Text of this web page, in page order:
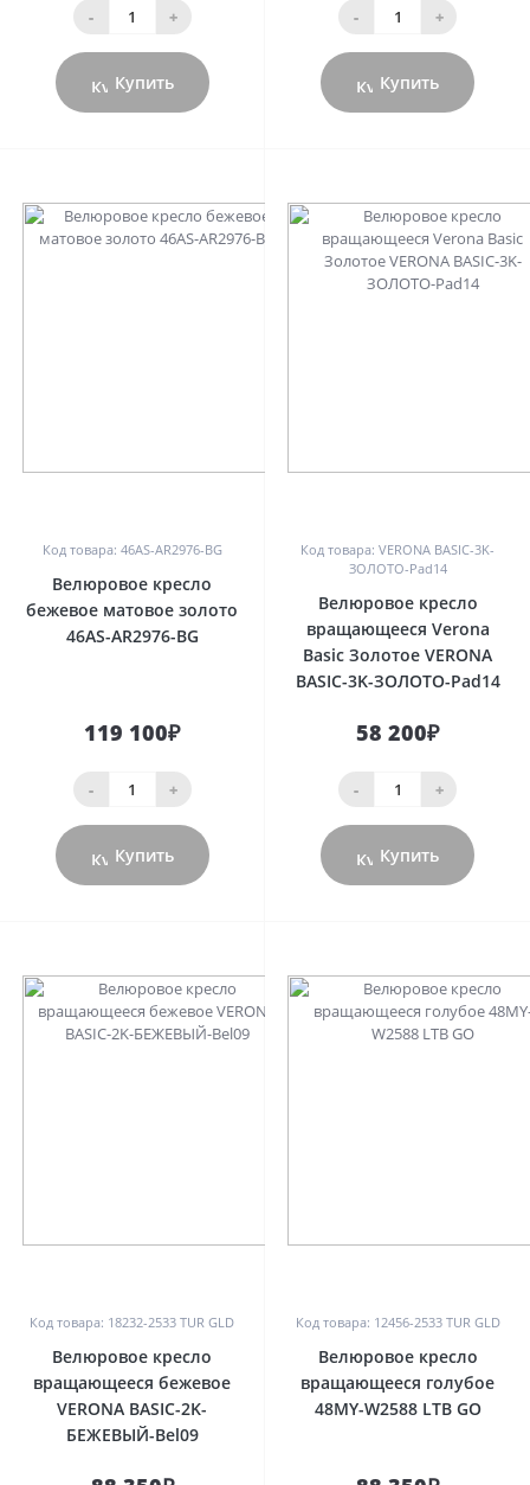
- +
Купить
- +
Купить
Код товара: 46AS-AR2976-BG
Велюровое кресло
бежевое матовое золото
46AS-AR2976-BG
119 100₽
- +
Купить
Код товара: VERONA BASIC-3K-
ЗОЛОТО-Pad14
Велюровое кресло
вращающееся Verona
Basic Золотое VERONA
BASIC-3K-ЗОЛОТО-Pad14
58 200₽
- +
Купить
Код товара: 18232-2533 TUR GLD
Велюровое кресло
вращающееся бежевое
VERONA BASIC-2K-
БЕЖЕВЫЙ-Bel09
Код товара: 12456-2533 TUR GLD
Велюровое кресло
вращающееся голубое
48MY-W2588 LTB GO